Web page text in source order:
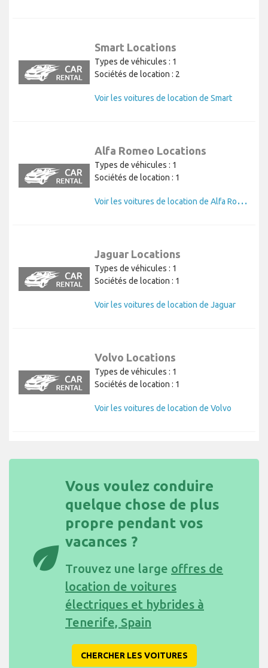
Smart Locations
Types de véhicules : 1
Sociétés de location : 2
Voir les voitures de location de Smart
Alfa Romeo Locations
Types de véhicules : 1
Sociétés de location : 1
V
oir les voitures de location de Alfa Romeo
Jaguar Locations
Types de véhicules : 1
Sociétés de location : 1
Voir les voitures de location de Jaguar
Volvo Locations
Types de véhicules : 1
Sociétés de location : 1
Voir les voitures de location de Volvo
eco
Vous voulez conduire
quelque chose de plus
propre pendant vos
vacances ?
Trouvez une large offres de
location de voitures
électriques et hybrides à
Tenerife, Spain
CHERCHER LES VOITURES